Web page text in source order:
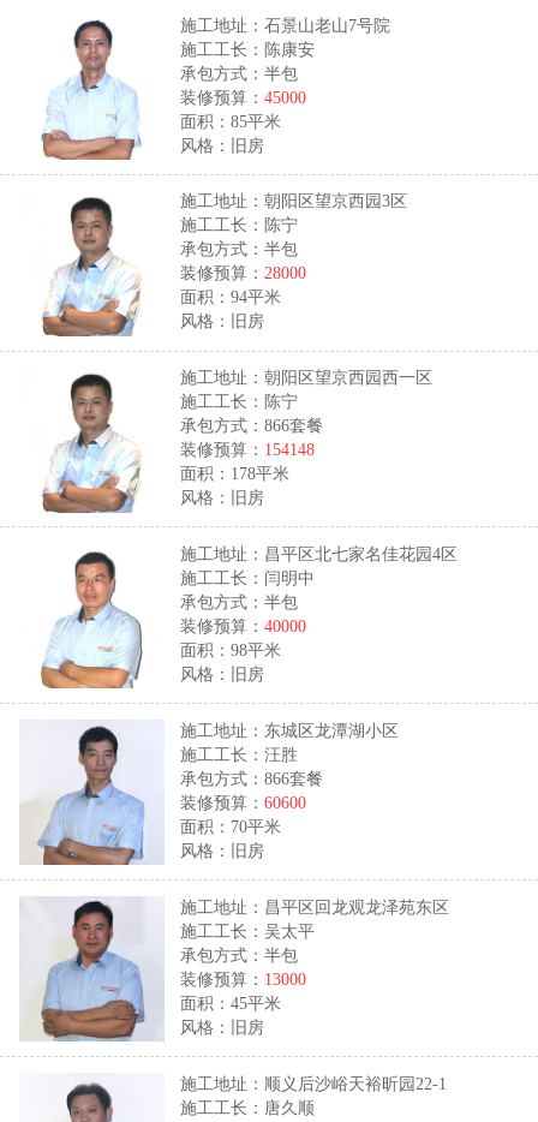
施工地址：石景山老山7号院
施工工长：陈康安
承包方式：半包
装修预算：45000
面积：85平米
风格：旧房
施工地址：朝阳区望京西园3区
施工工长：陈宁
承包方式：半包
装修预算：28000
面积：94平米
风格：旧房
施工地址：朝阳区望京西园西一区
施工工长：陈宁
承包方式：866套餐
装修预算： 154148
面积：178平米
风格：旧房
施工地址：昌平区北七家名佳花园4区
施工工长：闫明中
承包方式：半包
装修预算：40000
面积：98平米
风格：旧房
施工地址：东城区龙潭湖小区
施工工长：汪胜
承包方式：866套餐
装修预算：60600
面积：70平米
风格：旧房
施工地址：昌平区回龙观龙泽苑东区
施工工长：吴太平
承包方式：半包
装修预算： 13000
面积：45平米
风格：旧房
施工地址：顺义后沙峪天裕昕园22-1
施工工长：唐久顺